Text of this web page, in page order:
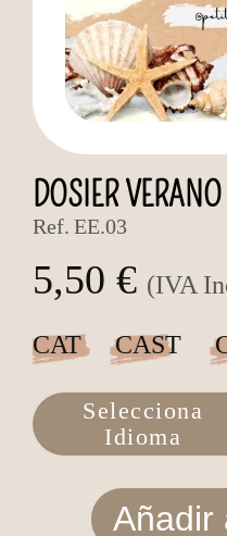
DOSIER
CAT CAST
Ref. EE.03
5,50 € (IVA
Selecciona
Idioma
Añadir